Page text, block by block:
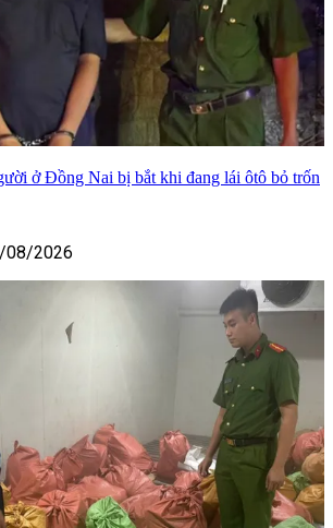
ở Đồng Nai bị bắt khi đang lái ôtô bỏ trốn
08/2026